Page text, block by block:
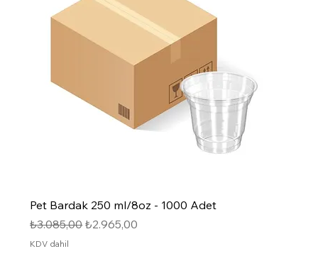
Pet Bardak 250 ml/8oz - 1000 Adet
Normal Fiyat
₺3.085,00İndirimli Fiyat
₺2.965,00
KDV dahil